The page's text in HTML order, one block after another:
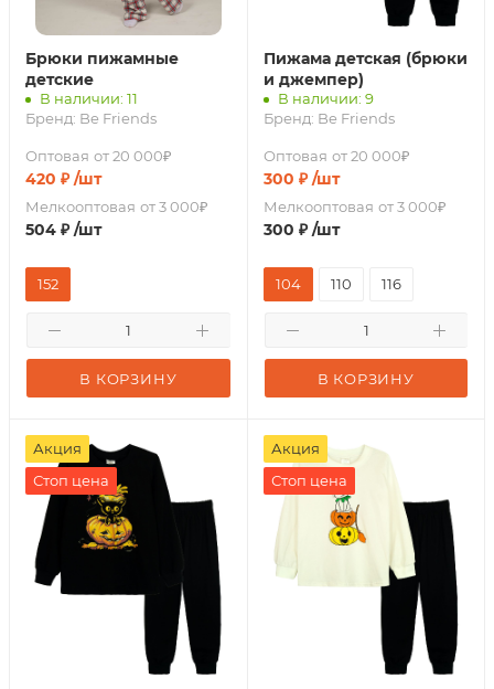
Брюки пижамные
детские
В наличии: 11
Бренд: Be Friends
Оптовая от 20 000₽
420 ₽ /шт
Мелкооптовая от 3 000₽
504 ₽ /шт
В КОРЗИНУ
152
Пижама детская (брюки
и джемпер)
В наличии: 9
Бренд: Be Friends
Оптовая от 20 000₽
300 ₽ /шт
Мелкооптовая от 3 000₽
300 ₽ /шт
В КОРЗИНУ
104 110 116
Акция
Стоп цена
Акция
Стоп цена